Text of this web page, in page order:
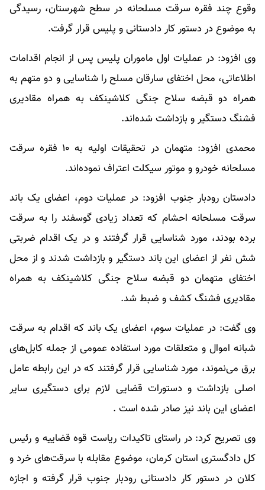
وقوع چند فقره سرقت مسلحانه در سطح شهرستان، رسیدگی
به موضوع در دستور کار دادستانی و پلیس قرار گرفت.
وی افزود: در عملیات اول ماموران پلیس پس از انجام اقدامات
اطلاعاتی، محل اختفای سارقان مسلح را شناسایی و دو متهم به
همراه دو قبضه سلاح جنگی کلاشینکف به همراه مقادیری
فشنگ دستگیر و بازداشت شده‌اند.
محمدی افزود: متهمان در تحقیقات اولیه به ۱۰ فقره سرقت
مسلحانه خودرو و موتور سیکلت اعتراف نموده‌اند.
دادستان رودبار جنوب افزود: در عملیات دوم، اعضای یک باند
سرقت مسلحانه احشام که تعداد زیادی گوسفند را به سرقت
برده بودند، مورد شناسایی قرار گرفتند و در یک اقدام ضربتی
شش نفر از اعضای این باند دستگیر و بازداشت شدند و از محل
اختفای متهمان دو قبضه سلاح جنگی کلاشینکف به همراه
مقادیری فشنگ کشف و ضبط شد.
وی گفت: در عملیات سوم، اعضای یک باند که اقدام به سرقت
شبانه اموال و متعلقات مورد استفاده عمومی از جمله کابل‌های
برق می‌نموند، مورد شناسایی قرار گرفتند که در این رابطه عامل
اصلی بازداشت و دستورات قضایی لازم برای دستگیری سایر
اعضای این باند نیز صادر شده است .
وی تصریح کرد: در راستای تاکیدات ریاست قوه قضاییه و رئیس
کل دادگستری استان کرمان، موضوع مقابله با سرقت‌های خرد و
کلان در دستور کار دادستانی رودبار جنوب قرار گرفته و اجازه